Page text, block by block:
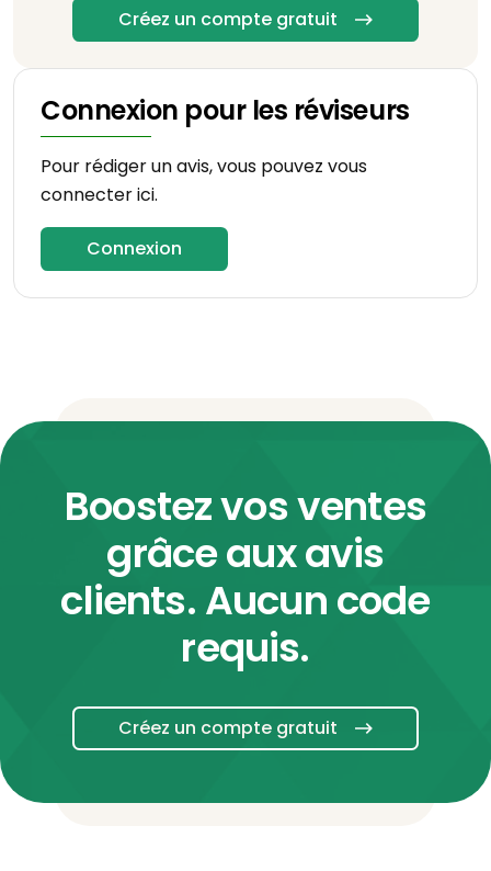
Créez un compte gratuit
Connexion pour les réviseurs
Pour rédiger un avis, vous pouvez vous
connecter ici.
Connexion
Boostez vos ventes
grâce aux avis
clients. Aucun code
requis.
Créez un compte gratuit